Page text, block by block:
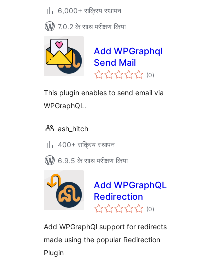
6,000+ सक्रिय स्थापन
7.0.2 के साथ परीक्षण किया
Add WPGraphql
Send Mail
(0कुल
दर)
This plugin enables to send email via
WPGraphQL.
ash_hitch
400+ सक्रिय स्थापन
6.9.5 के साथ परीक्षण किया
Add WPGraphQL
Redirection
(0कुल
दर)
Add WPGraphQl support for redirects
made using the popular Redirection
Plugin